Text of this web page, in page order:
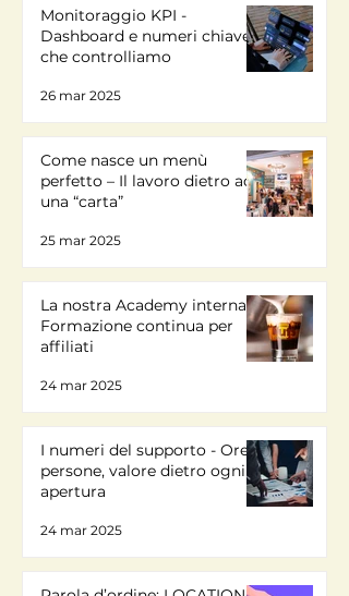
Monitoraggio KPI -
Dashboard e numeri chiave
che controlliamo
26 mar 2025
Come nasce un menù
perfetto – Il lavoro dietro ad
una “carta”
25 mar 2025
La nostra Academy interna -
Formazione continua per
affiliati
24 mar 2025
I numeri del supporto - Ore,
persone, valore dietro ogni
apertura
24 mar 2025